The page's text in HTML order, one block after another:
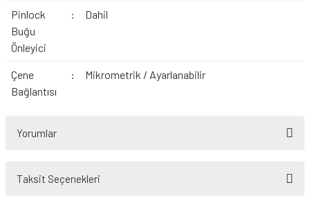
Pinlock
Buğu
Önleyici
: Dahil
Çene
Bağlantısı
: Mikrometrik / Ayarlanabilir
Yorumlar
Taksit Seçenekleri